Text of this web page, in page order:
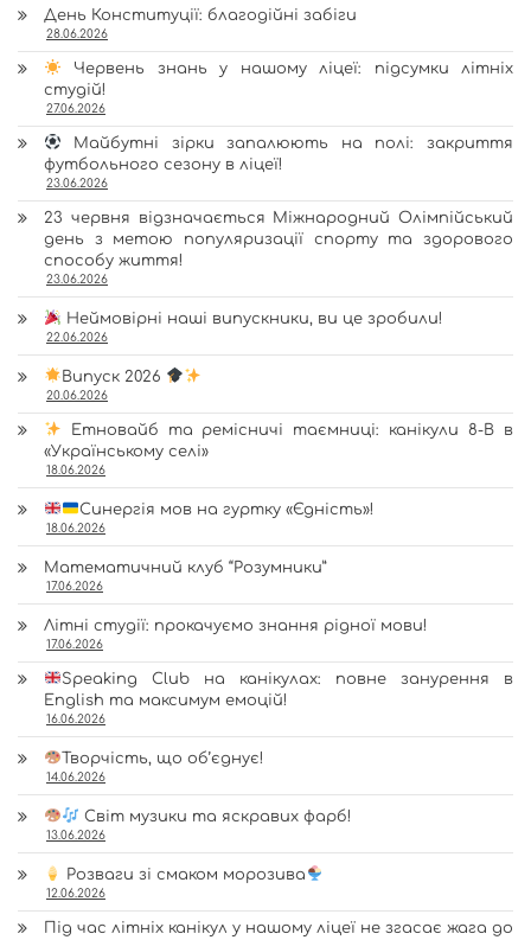
День Конституції: благодійні забіги
28.06.2026
Червень знань у нашому ліцеї: підсумки літніх
студій!
27.06.2026
Майбутні зірки запалюють на полі: закриття
футбольного сезону в ліцеї!
23.06.2026
23 червня відзначається Міжнародний Олімпійський
день з метою популяризації спорту та здорового
способу життя!
23.06.2026
Неймовірні наші випускники, ви це зробили!
22.06.2026
Випуск 2026
20.06.2026
Етновайб та ремісничі таємниці: канікули 8-В в
«Українському селі»
18.06.2026
Синергія мов на гуртку «Єдність»!
18.06.2026
Математичний клуб “Розумники”
17.06.2026
Літні студії: прокачуємо знання рідної мови!
17.06.2026
Speaking Club на канікулах: повне занурення в
English та максимум емоцій!
16.06.2026
Творчість, що об’єднує!
14.06.2026
Світ музики та яскравих фарб!
13.06.2026
Розваги зі смаком морозива
12.06.2026
Під час літніх канікул у нашому ліцеї не згасає жага до